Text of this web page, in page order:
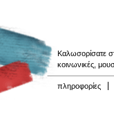
Καλωσορίσατε
κοινωνικές,
πληροφορίες